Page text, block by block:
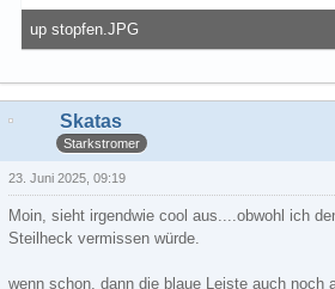
up stopfen.JPG
86,86 kB, 600×450, 15 mal angesehen
Skatas
Starkstromer
23. Juni 2025, 09:19
Moin, sieht irgendwie cool aus....obwohl ich
Steilheck vermissen würde.
wenn schon, dann die blaue Leiste auch noch